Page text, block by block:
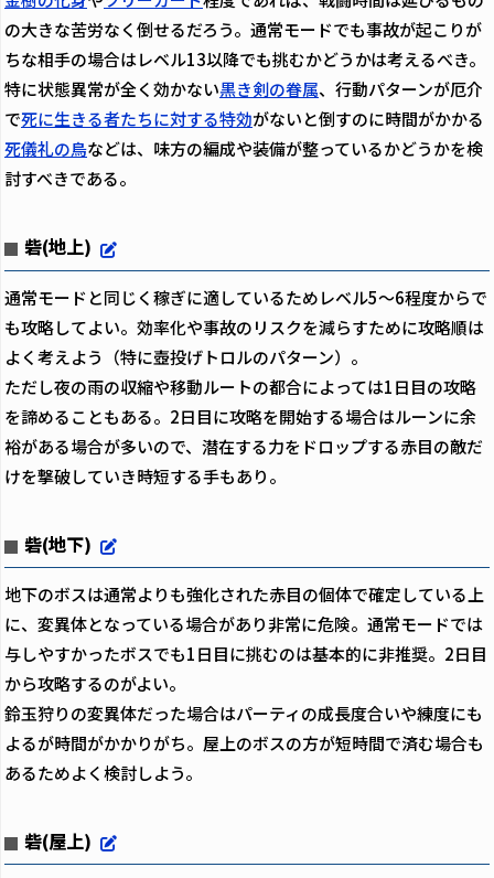
の大きな苦労なく倒せるだろう。通常モードでも事故が起こりが
ちな相手の場合はレベル13以降でも挑むかどうかは考えるべき。
特に状態異常が全く効かない黒き剣の眷属、行動パターンが厄介
で死に生きる者たちに対する特効がないと倒すのに時間がかかる
死儀礼の鳥などは、味方の編成や装備が整っているかどうかを検
討すべきである。
砦(地上)
通常モードと同じく稼ぎに適しているためレベル5～6程度からで
も攻略してよい。効率化や事故のリスクを減らすために攻略順は
よく考えよう（特に壺投げトロルのパターン）。
ただし夜の雨の収縮や移動ルートの都合によっては1日目の攻略
を諦めることもある。2日目に攻略を開始する場合はルーンに余
裕がある場合が多いので、潜在する力をドロップする赤目の敵だ
けを撃破していき時短する手もあり。
砦(地下)
地下のボスは通常よりも強化された赤目の個体で確定している上
に、変異体となっている場合があり非常に危険。通常モードでは
与しやすかったボスでも1日目に挑むのは基本的に非推奨。2日目
から攻略するのがよい。
鈴玉狩りの変異体だった場合はパーティの成長度合いや練度にも
よるが時間がかかりがち。屋上のボスの方が短時間で済む場合も
あるためよく検討しよう。
砦(屋上)